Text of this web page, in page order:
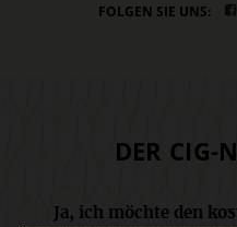
FOLGEN SIE UNS:
DER CIG-
Ja, ich möchte den